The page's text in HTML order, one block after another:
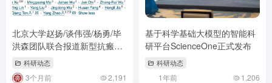
北京大学赵扬/谈伟强/杨勇/毕
洪森团队联合报道新型抗瘢痕
化合物，揭示线粒体解偶联逆
转皮肤纤维化新机制
科研动态
3个月前 2,191
基于科学基础大模型的智能科
研平台ScienceOne正式发布
科研动态
1年前 1,206